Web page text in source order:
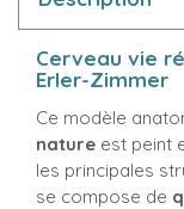
Cerveau vie
Erler-Zimmer
Ce modèle
nature est peint
les principales
se compose de